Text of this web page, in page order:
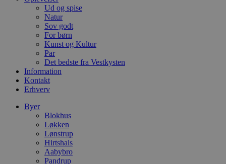
Ud og spise
Natur
Sov godt
For børn
Kunst og Kultur
Par
Det bedste fra Vestkysten
Information
Kontakt
Erhverv
Byer
Blokhus
Løkken
Lønstrup
Hirtshals
Aabybro
Pandrup